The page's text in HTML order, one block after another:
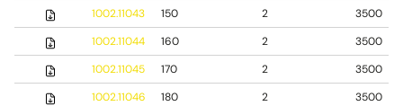
1002.11043
150 2
3500
1002.11044
160 2
3500
1002.11045
170 2
3500
1002.11046
180 2
3500